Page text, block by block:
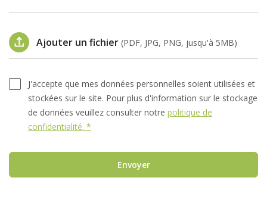
Ajouter un fichier (PDF, JPG, PNG, jusqu'à 5MB)
J'accepte que mes données personnelles soient utilisées et
stockées sur le site. Pour plus d'information sur le stockage
de données veuillez consulter notre politique de
confidentialité. *
Envoyer